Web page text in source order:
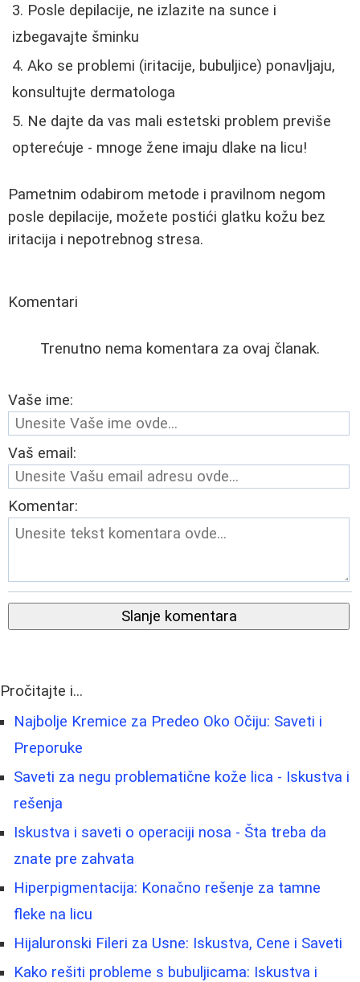
Posle depilacije, ne izlazite na sunce i
izbegavajte šminku
Ako se problemi (iritacije, bubuljice) ponavljaju,
konsultujte dermatologa
Ne dajte da vas mali estetski problem previše
opterećuje - mnoge žene imaju dlake na licu!
Pametnim odabirom metode i pravilnom negom
posle depilacije, možete postići glatku kožu bez
iritacija i nepotrebnog stresa.
Komentari
Trenutno nema komentara za ovaj članak.
Vaše ime:
Vaš email:
Komentar:
Slanje komentara
Pročitajte i...
Najbolje Kremice za Predeo Oko Očiju: Saveti i
Preporuke
Saveti za negu problematične kože lica - Iskustva i
rešenja
Iskustva i saveti o operaciji nosa - Šta treba da
znate pre zahvata
Hiperpigmentacija: Konačno rešenje za tamne
fleke na licu
Hijaluronski Fileri za Usne: Iskustva, Cene i Saveti
Kako rešiti probleme s bubuljicama: Iskustva i